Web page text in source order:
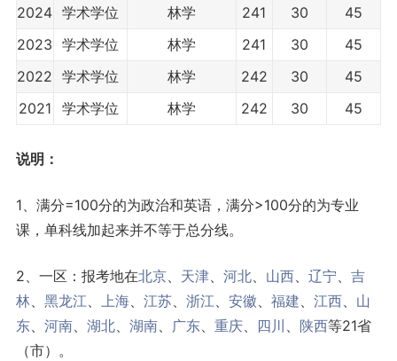
2024 学术学位 林学 241 30
45
2023 学术学位 林学 241 30
45
2022 学术学位 林学 242 30
45
2021
学术学位 林学 242 30 45
说明：
1、满分=100分的为政治和英语，满分>100分的为专业
课，单科线加起来并不等于总分线。
2、一区：报考地在北京、 天津、 河北、 山西、 辽宁、 吉
林、 黑龙江、 上海、 江苏、 浙江、 安徽、 福建、 江西、 山
东、 河南、 湖北、 湖南、 广东、 重庆、 四川 、 陕西等21省
（市）。